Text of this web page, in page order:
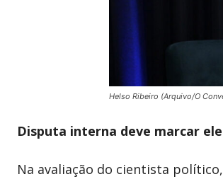
Helso Ribeiro (Arquivo/O
Disputa interna deve marcar
Na avaliação do cientista